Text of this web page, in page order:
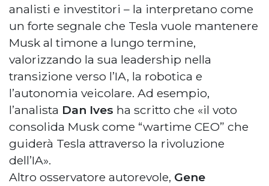
analisti e investitori – la interpretano come
un forte segnale che Tesla vuole mantenere
Musk al timone a lungo termine,
valorizzando la sua leadership nella
transizione verso l’IA, la robotica e
l’autonomia veicolare. Ad esempio,
l’analista Dan Ives ha scritto che «il voto
consolida Musk come “wartime CEO” che
guiderà Tesla attraverso la rivoluzione
dell’IA».
Altro osservatore autorevole, Gene